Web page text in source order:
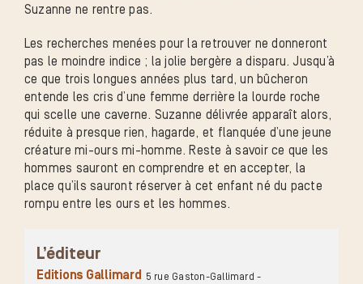
Suzanne ne rentre pas.
Les recherches menées pour la retrouver ne donneront
pas le moindre indice ; la jolie bergère a disparu. Jusqu’à
ce que trois longues années plus tard, un bûcheron
entende les cris d’une femme derrière la lourde roche
qui scelle une caverne. Suzanne délivrée apparaît alors,
réduite à presque rien, hagarde, et flanquée d’une jeune
créature mi-ours mi-homme. Reste à savoir ce que les
hommes sauront en comprendre et en accepter, la
place qu’ils sauront réserver à cet enfant né du pacte
rompu entre les ours et les hommes.
L’éditeur
Editions Gallimard 5 rue Gaston-Gallimard -